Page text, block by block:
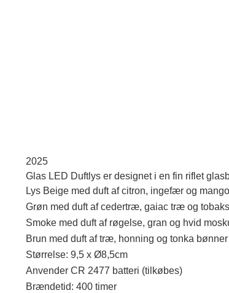
2025
Glas LED Duftlys er designet i en fin riflet
Lys Beige med duft af citron, ingefær og mango
Grøn med duft af cedertræ, gaiac træ og
Smoke med duft af røgelse, gran og hvid
Brun med duft af træ, honning og tonka bønner
Størrelse: 9,5 x Ø8,5cm
Anvender CR 2477 batteri (tilkøbes)
Brændetid: 400 timer